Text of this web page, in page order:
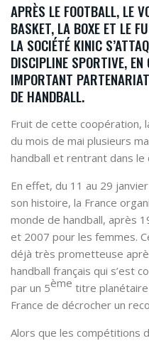
APRÈS LE FOOTBALL, LE
BASKET, LA BOXE ET LE
LA SOCIÉTÉ KINIC
DISCIPLINE SPORTIVE,
IMPORTANT
DE HANDBALL.
Fruit de cette coopération,
du mois de mai plusieurs
handball et rentrant dans le
En effet, du 11 au 29
son histoire, la France
monde de handball, après
et 2007 pour les femmes.
déjà très prometteuse
handball français qui s’est
par un 5ème titre
France de décrocher un
Alors que les compétitions